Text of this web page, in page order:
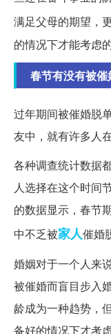
满足父母的期望，
的情况下才能考虑的
春节有没有被
过年期间被催婚脱
友中，就有许多人
各种调查统计数据
人选择在这个时间
的数据显示，春节
中不乏被家人催婚
婚姻对于一个人来
被催婚而盲目步入
龄成为一种趋势，
备好的情况下才考虑